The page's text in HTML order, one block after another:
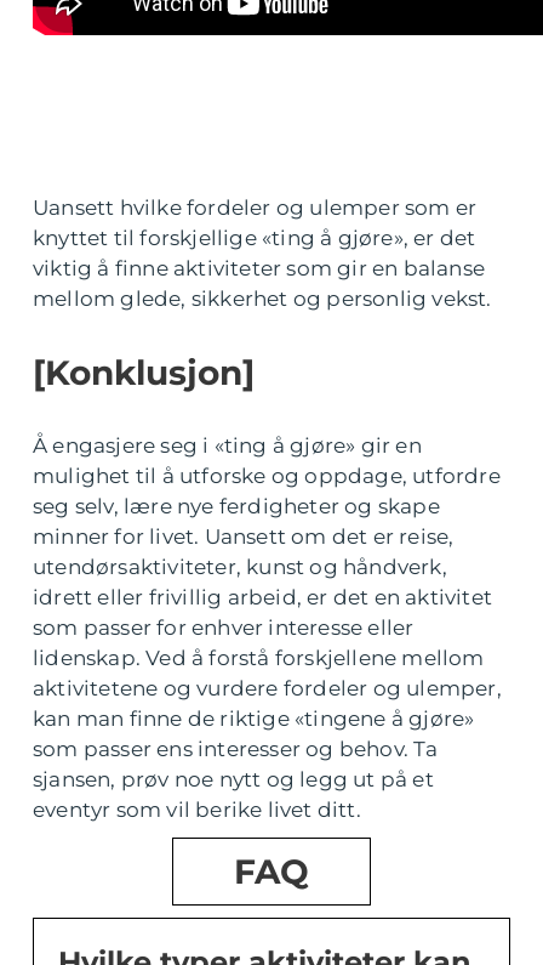
Uansett hvilke fordeler og ulemper som er
knyttet til forskjellige «ting å gjøre», er det
viktig å finne aktiviteter som gir en balanse
mellom glede, sikkerhet og personlig vekst.
[Konklusjon]
Å engasjere seg i «ting å gjøre» gir en
mulighet til å utforske og oppdage, utfordre
seg selv, lære nye ferdigheter og skape
minner for livet. Uansett om det er reise,
utendørsaktiviteter, kunst og håndverk,
idrett eller frivillig arbeid, er det en aktivitet
som passer for enhver interesse eller
lidenskap. Ved å forstå forskjellene mellom
aktivitetene og vurdere fordeler og ulemper,
kan man finne de riktige «tingene å gjøre»
som passer ens interesser og behov. Ta
sjansen, prøv noe nytt og legg ut på et
eventyr som vil berike livet ditt.
FAQ